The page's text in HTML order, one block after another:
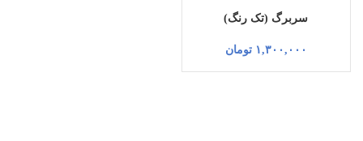
سربرگ (تک رنگ)
۱,۳۰۰,۰۰۰ تومان